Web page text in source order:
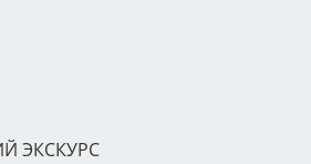
ЭКСКУРС